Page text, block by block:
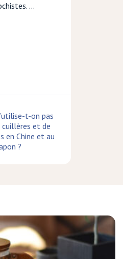
...
t-on pas
cuillères et de
en Chine et au
?